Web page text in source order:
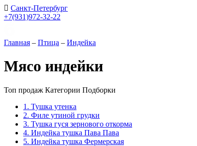
Санкт-Петербург
+7(931)972-32-22
Главная – Птица – Индейка
Мясо индейки
Топ продаж Категории Подборки
1. Тушка утенка
2. Филе утиной грудки
3. Тушка гуся зернового откорма
4. Индейка тушка Пава Пава
5. Индейка тушка Фермерская